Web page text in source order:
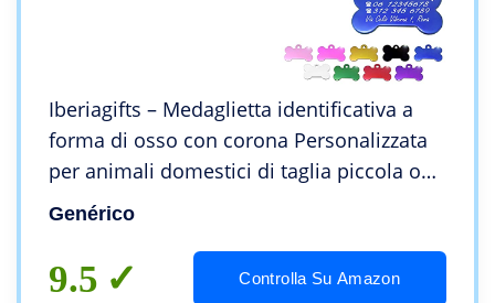
Iberiagifts – Medaglietta identificativa a
forma di osso con corona Personalizzata
per animali domestici di taglia piccola o
media Collare Cane Gatto con incisione
Genérico
9.5 Controlla Su Amazon